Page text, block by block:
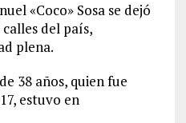
«Coco» Sosa se dejó
del país,
plena.
38 años, quien fue
estuvo en